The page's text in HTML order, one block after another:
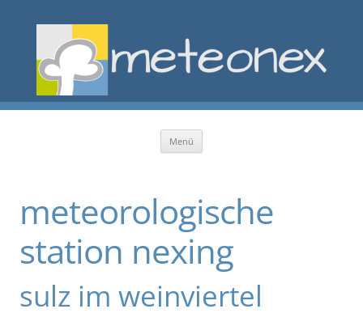
Menü
meteorologische
station nexing
sulz im weinviertel